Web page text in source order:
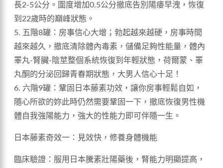
長2-5公分。圍度增加0.5公分撤底告別陽痿早洩，恢復
到22歲時的巔峰狀態。
5. 五階8罐：房事信心大增；勃起越來越硬，房事時間
越來越久，撤底清除體內毒素，儲備足夠性能量，體內
睪丸-腎臟-陰莖整個系統恢復到年輕狀態，荷爾蒙、睪
丸酮的分泌回歸青春期狀態，大男人信心十足！
6. 六階9罐：鞏固日本藤素功效，讓你房事輕鬆自如，
隨心所欲的妳此時仍然需要鞏固一下，撤底恢復男性機
體自我強陽能力，強大的性能力即可伴隨一生。
日本藤素奇效一：見效快，修養身體機能
臨床驗證：服用日本騰素壯陽藥後，腎能力明顯提高，